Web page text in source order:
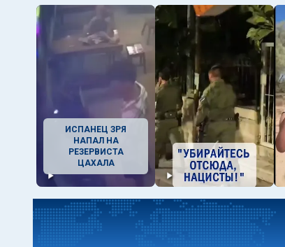
ИСПАНЕЦ ЗРЯ
НАПАЛ НА
РЕЗЕРВИСТА
ЦАХАЛА